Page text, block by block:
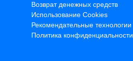
Возврат денежных средств
Использование Cookies
Рекомендательные технологии
Политика конфиденциальности